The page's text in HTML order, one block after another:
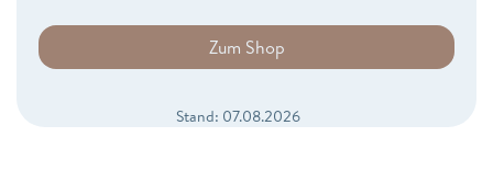
Zum Shop
Stand: 07.08.2026